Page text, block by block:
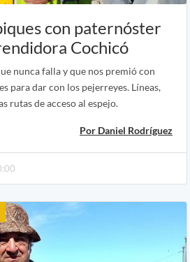
con paternóster
Cochicó
nunca falla y que nos premió con
para dar con los pejerreyes. Líneas,
rutas de acceso al espejo.
Por Daniel Rodríguez